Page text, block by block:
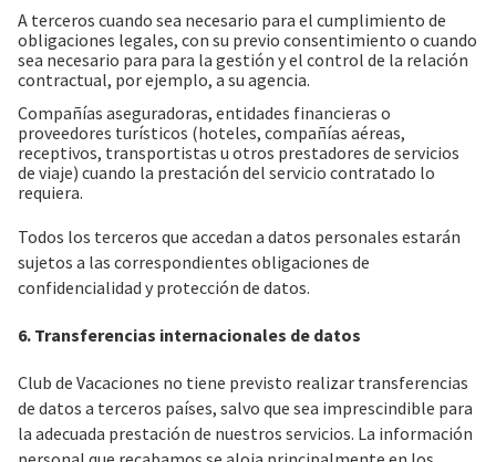
A terceros cuando sea necesario para el cumplimiento de
obligaciones legales, con su previo consentimiento o cuando
sea necesario para para la gestión y el control de la relación
contractual, por ejemplo, a su agencia.
Compañías aseguradoras, entidades financieras o
proveedores turísticos (hoteles, compañías aéreas,
receptivos, transportistas u otros prestadores de servicios
de viaje) cuando la prestación del servicio contratado lo
requiera.
Todos los terceros que accedan a datos personales estarán
sujetos a las correspondientes obligaciones de
confidencialidad y protección de datos.
6. Transferencias internacionales de datos
Club de Vacaciones no tiene previsto realizar transferencias
de datos a terceros países, salvo que sea imprescindible para
la adecuada prestación de nuestros servicios. La información